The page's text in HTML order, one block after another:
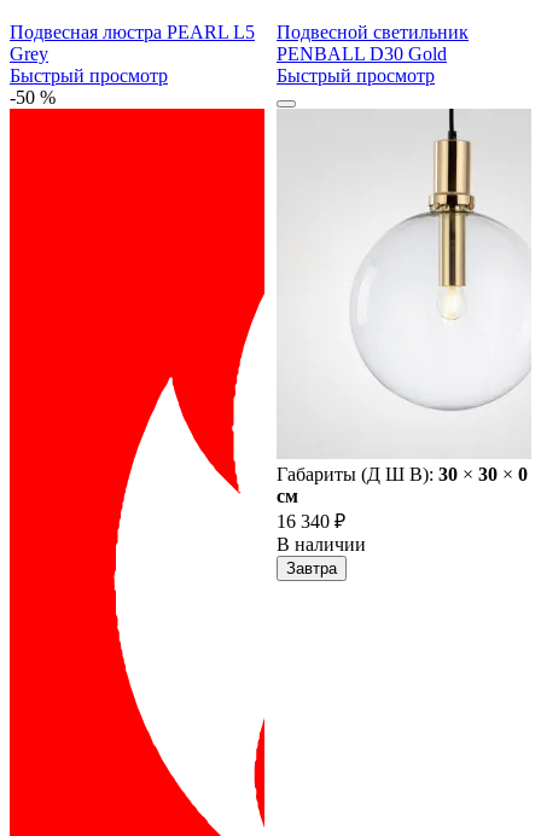
Подвесная люстра PEARL L5
Grey
Быстрый просмотр
-50 %
Подвесной светильник
PENBALL D30 Gold
Быстрый просмотр
Габариты (Д Ш В): 30 × 30 × 0
cм
16 340 ₽
В наличии
Завтра